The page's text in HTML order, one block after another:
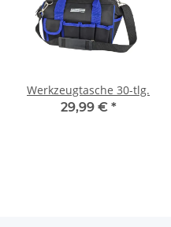
Werkzeugtasche 30-tlg.
29,99 € *